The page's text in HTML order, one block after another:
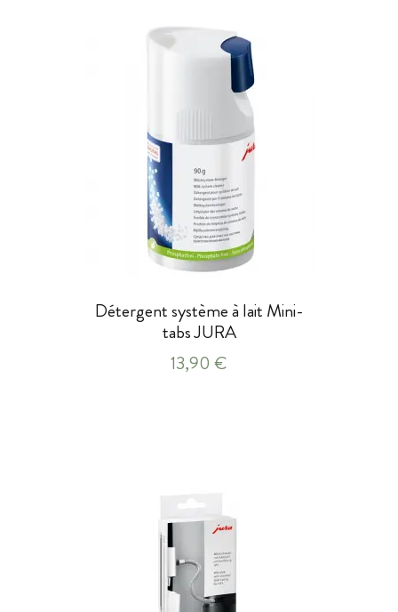
Détergent système à lait Mini-
tabs JURA
13,90 €